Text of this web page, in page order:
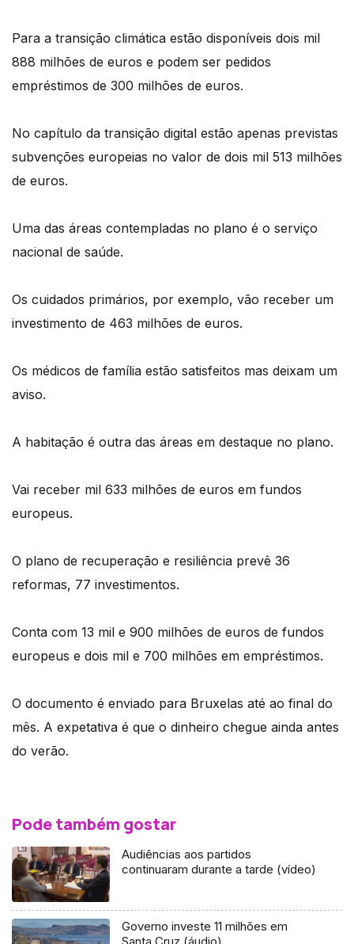
Para a transição climática estão disponíveis dois mil
888 milhões de euros e podem ser pedidos
empréstimos de 300 milhões de euros.
No capítulo da transição digital estão apenas previstas
subvenções europeias no valor de dois mil 513 milhões
de euros.
Uma das áreas contempladas no plano é o serviço
nacional de saúde.
Os cuidados primários, por exemplo, vão receber um
investimento de 463 milhões de euros.
Os médicos de família estão satisfeitos mas deixam um
aviso.
A habitação é outra das áreas em destaque no plano.
Vai receber mil 633 milhões de euros em fundos
europeus.
O plano de recuperação e resiliência prevê 36
reformas, 77 investimentos.
Conta com 13 mil e 900 milhões de euros de fundos
europeus e dois mil e 700 milhões em empréstimos.
O documento é enviado para Bruxelas até ao final do
mês. A expetativa é que o dinheiro chegue ainda antes
do verão.
Pode também gostar
Audiências aos partidos
continuaram durante a tarde (vídeo)
Governo investe 11 milhões em
Santa Cruz (áudio)